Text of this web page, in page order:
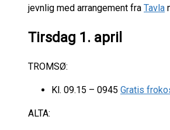
jevnlig med arrangement fra Tavla
Tirsdag 1. april
TROMSØ:
Kl. 09.15 – 0945 Gratis
ALTA: